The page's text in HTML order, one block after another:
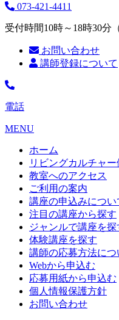
073-421-4411
受付時間10時～18時30分
お問い合わせ
講師登録について
電話
MENU
ホーム
リビングカルチャ
教室へのアクセス
ご利用の案内
講座の申込みについ
注目の講座から探す
ジャンルで講座を探
体験講座を探す
講師の応募方法につ
Webから申込む
応募用紙から申込む
個人情報保護方針
お問い合わせ